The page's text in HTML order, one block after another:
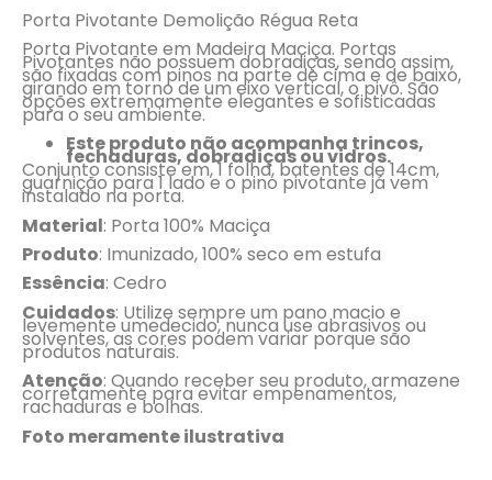
Porta Pivotante Demolição Régua Reta
Porta Pivotante em Madeira Maciça. Portas
Pivotantes não possuem dobradiças, sendo assim,
são fixadas com pinos na parte de cima e de baixo,
girando em torno de um eixo vertical, o pivô. São
opções extremamente elegantes e sofisticadas
para o seu ambiente.
Este produto não acompanha trincos,
fechaduras, dobradiças ou vidros.
Conjunto consiste em, 1 folha, batentes de 14cm,
guarnição para 1 lado e o pino pivotante já vem
instalado na porta.
Material: Porta 100% Maciça
Produto: Imunizado, 100% seco em estufa
Essência: Cedro
Cuidados: Utilize sempre um pano macio e
levemente umedecido, nunca use abrasivos ou
solventes, as cores podem variar porque são
produtos naturais.
Atenção: Quando receber seu produto, armazene
corretamente para evitar empenamentos,
rachaduras e bolhas.
Foto meramente ilustrativa